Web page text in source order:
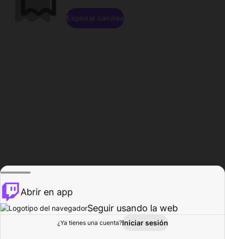
Explorar Actividad
Explorar canales
Abrir en app
Seguir usando la web
¿Ya tienes una cuenta?Iniciar sesión